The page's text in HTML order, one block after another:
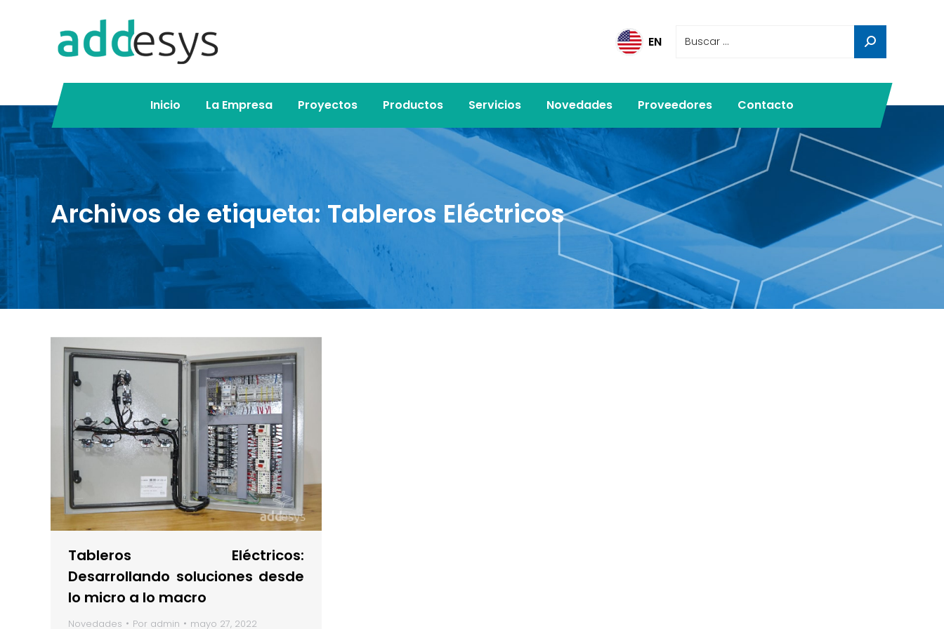
EN
Inicio La Empresa Proyectos Productos Servicios Novedades Proveedores Contacto
Archivos de etiqueta: Tableros Eléctricos
Tableros Eléctricos:
Desarrollando soluciones desde
lo micro a lo macro
Novedades Por admin mayo 27, 2022